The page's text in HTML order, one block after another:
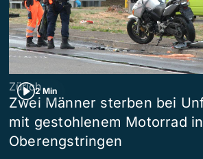
2 Min
Zürich
Zwei Männer sterben bei
mit gestohlenem Motorrad in
Oberengstringen